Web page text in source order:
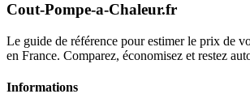
Cout-Pompe-a-Chaleur.fr
Le guide de référence pour estimer le prix de
en France. Comparez, économisez et restez
Informations